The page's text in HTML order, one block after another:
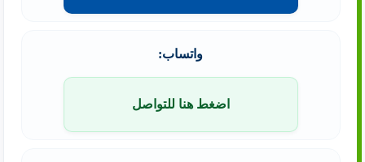
واتساب:
اضغط هنا للتواصل